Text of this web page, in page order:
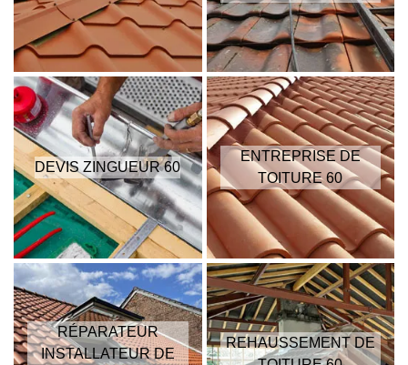
DEVIS ZINGUEUR 60
ENTREPRISE DE
TOITURE 60
RÉPARATEUR
INSTALLATEUR DE
REHAUSSEMENT DE